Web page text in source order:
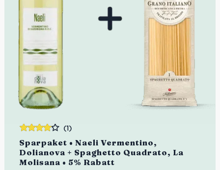
Sparpaket • Naeli Vermentino,
Dolianova + Spaghetto Quadrato, La
Molisana • 5% Rabatt
(1)
Bewertet
mit4.00
von 5